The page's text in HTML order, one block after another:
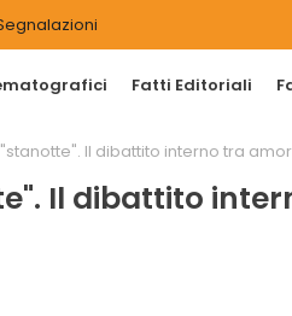
Fatti Editoriali
"stanotte". Il dibattito interno tra
Il dibattito